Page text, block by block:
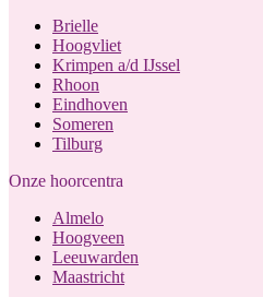
Brielle
Hoogvliet
Krimpen a/d IJssel
Rhoon
Eindhoven
Someren
Tilburg
Onze hoorcentra
Almelo
Hoogveen
Leeuwarden
Maastricht